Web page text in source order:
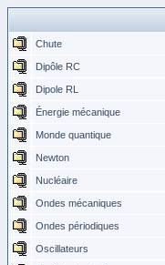
Chute
Dipôle RC
Dipole RL
Énergie mécanique
Monde quantique
Newton
Nucléaire
Ondes mécaniques
Ondes périodiques
Oscillateurs